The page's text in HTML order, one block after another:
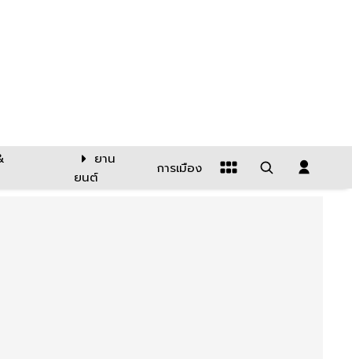
ยาน
ยนต์
การเมือง